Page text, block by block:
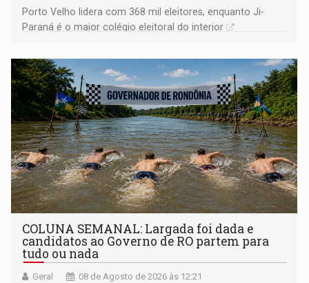
Porto Velho lidera com 368 mil eleitores, enquanto Ji-
Paraná é o maior colégio eleitoral do interior
COLUNA SEMANAL: Largada foi dada e
candidatos ao Governo de RO partem para
tudo ou nada
Geral 08 de Agosto de 2026 às 12:21